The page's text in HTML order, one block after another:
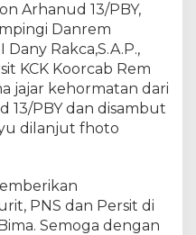
Arhanud 13/PBY,
Danrem
Rakca,S.A.P.,
KCK Koorcab Rem
jajar kehormatan dari
13/PBY dan disambut
dilanjut fhoto
PNS dan Persit di
Semoga dengan